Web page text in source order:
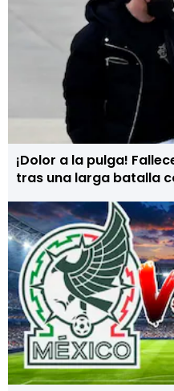
¡Dolor a la pulga!
tras una larga batalla